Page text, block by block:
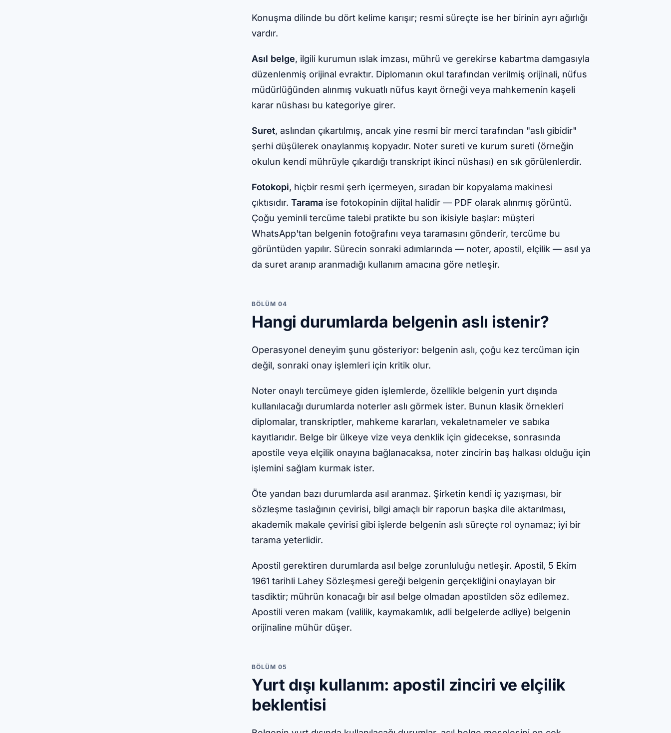
Konuşma dilinde bu dört kelime karışır; resmi süreçte ise her birinin ayrı ağırlığı
vardır.
Asıl belge, ilgili kurumun ıslak imzası, mührü ve gerekirse kabartma damgasıyla
düzenlenmiş orijinal evraktır. Diplomanın okul tarafından verilmiş orijinali, nüfus
müdürlüğünden alınmış vukuatlı nüfus kayıt örneği veya mahkemenin kaşeli
karar nüshası bu kategoriye girer.
Suret, aslından çıkartılmış, ancak yine resmi bir merci tarafından "aslı gibidir"
şerhi düşülerek onaylanmış kopyadır. Noter sureti ve kurum sureti (örneğin
okulun kendi mührüyle çıkardığı transkript ikinci nüshası) en sık görülenlerdir.
Fotokopi, hiçbir resmi şerh içermeyen, sıradan bir kopyalama makinesi
çıktısıdır. Tarama ise fotokopinin dijital halidir — PDF olarak alınmış görüntü.
Çoğu yeminli tercüme talebi pratikte bu son ikisiyle başlar: müşteri
WhatsApp'tan belgenin fotoğrafını veya taramasını gönderir, tercüme bu
görüntüden yapılır. Sürecin sonraki adımlarında — noter, apostil, elçilik — asıl ya
da suret aranıp aranmadığı kullanım amacına göre netleşir.
BÖLÜM 04
Hangi durumlarda belgenin aslı istenir?
Operasyonel deneyim şunu gösteriyor: belgenin aslı, çoğu kez tercüman için
değil, sonraki onay işlemleri için kritik olur.
Noter onaylı tercümeye giden işlemlerde, özellikle belgenin yurt dışında
kullanılacağı durumlarda noterler aslı görmek ister. Bunun klasik örnekleri
diplomalar, transkriptler, mahkeme kararları, vekaletnameler ve sabıka
kayıtlarıdır. Belge bir ülkeye vize veya denklik için gidecekse, sonrasında
apostile veya elçilik onayına bağlanacaksa, noter zincirin baş halkası olduğu için
işlemini sağlam kurmak ister.
Öte yandan bazı durumlarda asıl aranmaz. Şirketin kendi iç yazışması, bir
sözleşme taslağının çevirisi, bilgi amaçlı bir raporun başka dile aktarılması,
akademik makale çevirisi gibi işlerde belgenin aslı süreçte rol oynamaz; iyi bir
tarama yeterlidir.
Apostil gerektiren durumlarda asıl belge zorunluluğu netleşir. Apostil, 5 Ekim
1961 tarihli Lahey Sözleşmesi gereği belgenin gerçekliğini onaylayan bir
tasdiktir; mührün konacağı bir asıl belge olmadan apostilden söz edilemez.
Apostili veren makam (valilik, kaymakamlık, adli belgelerde adliye) belgenin
orijinaline mühür düşer.
BÖLÜM 05
Yurt dışı kullanım: apostil zinciri ve elçilik
beklentisi